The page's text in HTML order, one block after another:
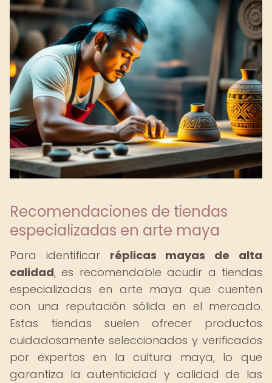
Recomendaciones de tiendas
especializadas en arte maya
Para identificar réplicas mayas de alta
calidad, es recomendable acudir a tiendas
especializadas en arte maya que cuenten
con una reputación sólida en el mercado.
Estas tiendas suelen ofrecer productos
cuidadosamente seleccionados y verificados
por expertos en la cultura maya, lo que
garantiza la autenticidad y calidad de las